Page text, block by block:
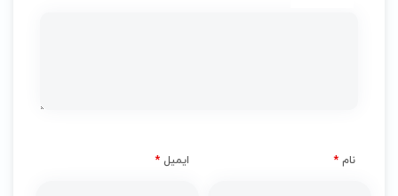
نام * ایمیل *